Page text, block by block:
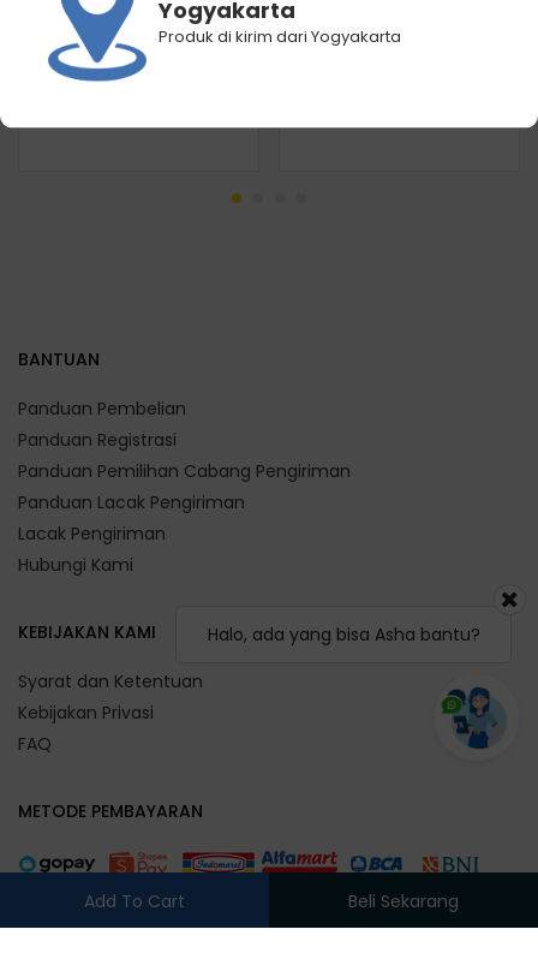
Add To Cart Beli Sekarang
Paket 3 Karton Nestle Pure
Life 600mL isi 72 botol
Paket 3 Karton Nestle Pure
Halo, ada yang bisa Asha bantu?
BANTUAN
Panduan Pembelian
Panduan Registrasi
Panduan Pemilihan Cabang Pengiriman
Panduan Lacak Pengiriman
Lacak Pengiriman
Hubungi Kami
KEBIJAKAN KAMI
Syarat dan Ketentuan
Kebijakan Privasi
FAQ
METODE PEMBAYARAN
Yogyakarta
Produk di kirim dari Yogyakarta